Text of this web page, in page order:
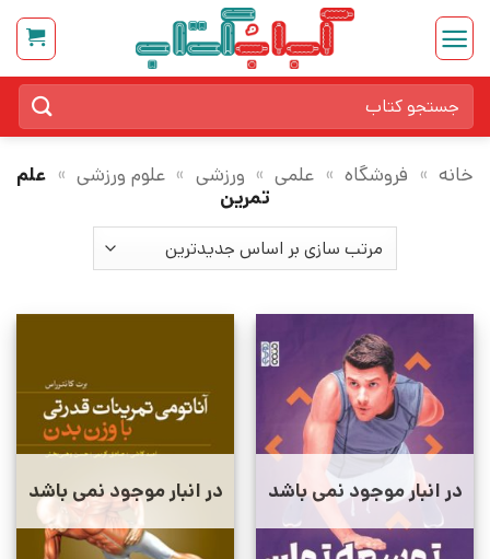
Skip
content
برای:
خانه » فروشگاه » علمی » ورزشی » علوم ورزشی » علم
تمرین
در انبار موجود نمی باشد در انبار موجود نمی باشد